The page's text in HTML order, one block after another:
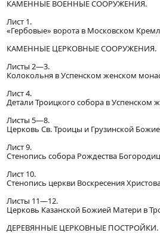
КАМЕННЫЕ ВОЕННЫЕ СООРУЖЕНИЯ.
Лист 1.
«Гербовые» ворота в Московском
КАМЕННЫЕ ЦЕРКОВНЫЕ СООРУЖЕНИЯ.
Листы 2—3.
Колокольня в Успенском женском
Лист 4.
Детали Троицкого собора в Успенском
Листы 5—8.
Церковь Св. Троицы и Грузинской
Лист 9.
Стенопись собора Рождества
Лист 10.
Стенопись церкви Воскресения
Листы 11—12.
Церковь Казанской Божией Матери в
ДЕРЕВЯННЫЕ ЦЕРКОВНЫЕ ПОСТРОЙКИ.